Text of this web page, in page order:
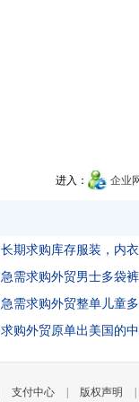
进入： 企业
长期求购库存服装，内
急需求购外贸男士多袋裤
急需求购外贸整单儿童
求购外贸原单出美国的
支付中心 版权声明